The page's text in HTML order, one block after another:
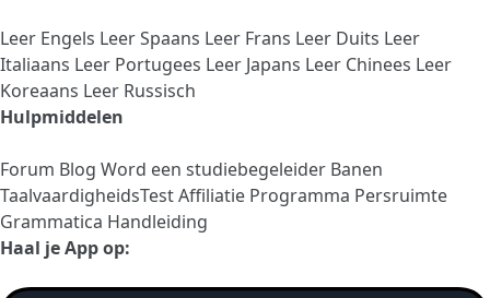
Leer Engels Leer Spaans Leer Frans Leer Duits Leer
Italiaans Leer Portugees Leer Japans Leer Chinees Leer
Koreaans Leer Russisch
Hulpmiddelen
Forum Blog Word een studiebegeleider Banen
TaalvaardigheidsTestAffiliatie Programma Persruimte
Grammatica Handleiding
Haal je App op: